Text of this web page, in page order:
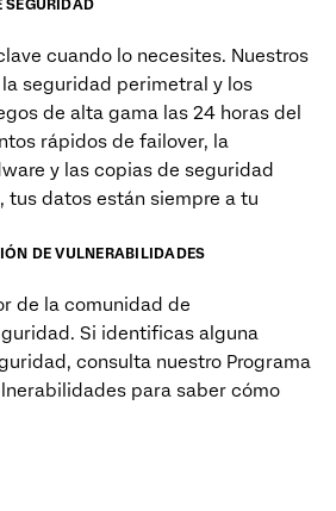
SEGURIDAD
cuando lo necesites. Nuestros
seguridad perimetral y los
de alta gama las 24 horas del
rápidos de failover, la
y las copias de seguridad
tus datos están siempre a tu
DE VULNERABILIDADES
de la comunidad de
Si identificas alguna
consulta nuestro Programa
para saber cómo